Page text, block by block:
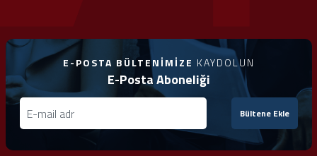
E-POSTA BÜLTENIMIZE KAYDOLUN
E-Posta Aboneliği
Bültene Ekle